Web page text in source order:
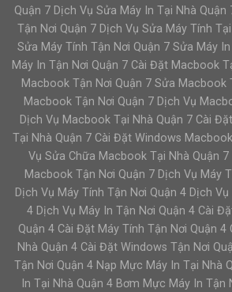
Quận 7 Dịch Vụ Sửa Máy In Tại Nhà Quận
Tận Nơi Quận 7 Dịch Vụ Sửa Máy Tính
Sửa Máy Tính Tận Nơi Quận 7 Sửa Máy
Máy In Tận Nơi Quận 7 Cài Đặt Macbook
Macbook Tận Nơi Quận 7 Sửa Macbook
Macbook Tận Nơi Quận 7 Dịch Vụ
Dịch Vụ Macbook Tại Nhà Quận 7 Cài
Tại Nhà Quận 7 Cài Đặt Windows
Vụ Sửa Chữa Macbook Tại Nhà Quận
Macbook Tận Nơi Quận 7 Dịch Vụ Máy
Dịch Vụ Máy Tính Tận Nơi Quận 4 Dịch
4 Dịch Vụ Máy In Tận Nơi Quận 4 Cài
Quận 4 Cài Đặt Máy Tính Tận Nơi Quận
Nhà Quận 4 Cài Đặt Windows Tận Nơi
Tận Nơi Quận 4 Nạp Mực Máy In Tại Nhà
In Tại Nhà Quận 4 Bơm Mực Máy In Tận